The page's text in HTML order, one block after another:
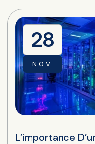
28
NOV
L’importance